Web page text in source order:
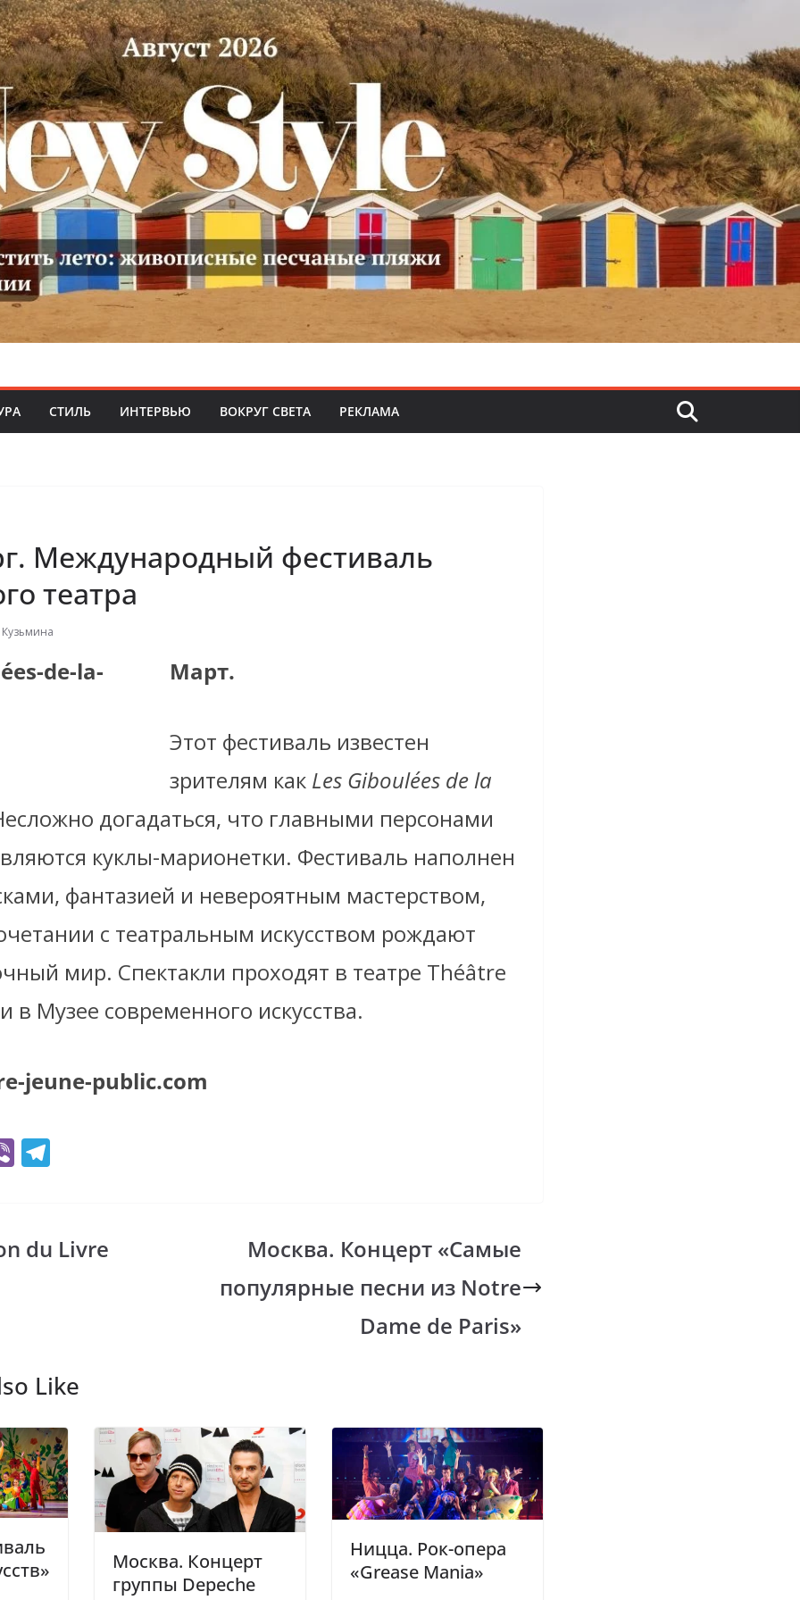
СТИЛЬ ИНТЕРВЬЮ ВОКРУГ СВЕТА РЕКЛАМА
Международный фестиваль
театра
Март.
Этот фестиваль известен
зрителям как Les Giboulées dela
догадаться, что главными персонами
куклы-марионетки. Фестиваль наполнен
фантазией и невероятным мастерством,
с театральным искусством рождают
мир. Cпектакли проходят в театре Théâtre
в Музее современного искусства.
jeune-public.com
Vi
gr
a
du Livre
Москва. Концерт «Самые
популярные песни из Notre
Dame de Paris»
Like
Москва. Концерт
группы Depeche
Ницца. Рок-опера
«Grease Mania»